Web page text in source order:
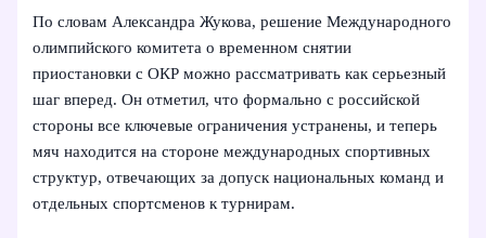
По словам Александра Жукова, решение Международного
олимпийского комитета о временном снятии
приостановки с ОКР можно рассматривать как серьезный
шаг вперед. Он отметил, что формально с российской
стороны все ключевые ограничения устранены, и теперь
мяч находится на стороне международных спортивных
структур, отвечающих за допуск национальных команд и
отдельных спортсменов к турнирам.